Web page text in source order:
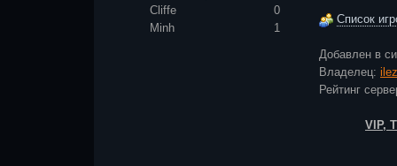
Cliffe
0
Minh
1
Список
Добавлен в
Владелец:
Рейтинг
VIP,